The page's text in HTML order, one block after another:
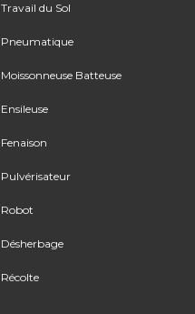
Travail du Sol
Pneumatique
Moissonneuse Batteuse
Ensileuse
Fenaison
Pulvérisateur
Robot
Désherbage
Récolte